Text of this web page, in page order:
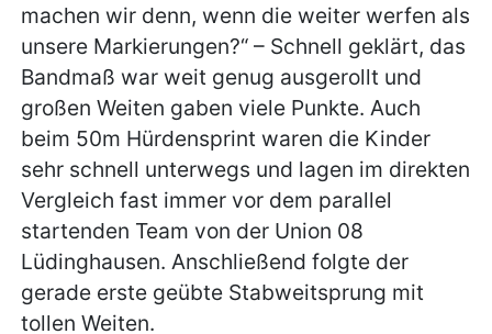
machen wir denn, wenn die weiter werfen als
unsere Markierungen?“ – Schnell geklärt, das
Bandmaß war weit genug ausgerollt und
großen Weiten gaben viele Punkte. Auch
beim 50m Hürdensprint waren die Kinder
sehr schnell unterwegs und lagen im direkten
Vergleich fast immer vor dem parallel
startenden Team von der Union 08
Lüdinghausen. Anschließend folgte der
gerade erste geübte Stabweitsprung mit
tollen Weiten.